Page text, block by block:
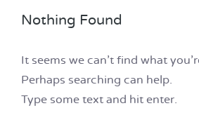
Nothing Found
It seems we can’t find what
Perhaps searching can help.
Type some text and hit enter.